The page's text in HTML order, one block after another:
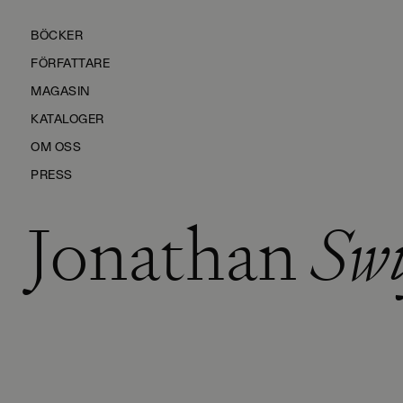
BÖCKER
FÖRFATTARE
MAGASIN
KATALOGER
OM OSS
PRESS
KONTAKTA OSS
HÅLLBARHET
Jonathan